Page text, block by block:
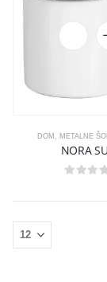
DOM , METALNE
NORA